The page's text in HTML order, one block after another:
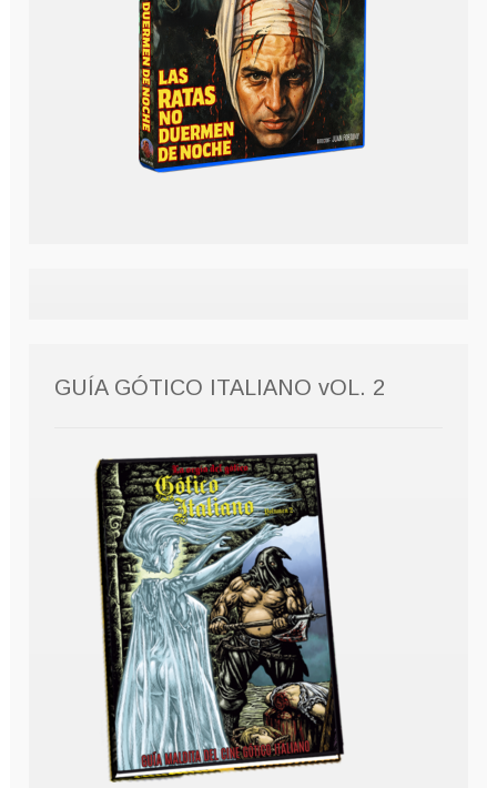
GUÍA GÓTICO ITALIANO vOL. 2